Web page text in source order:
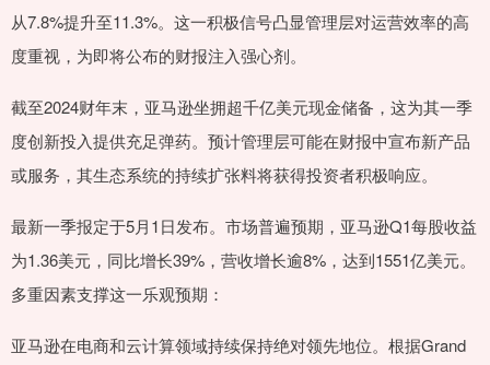
从7.8%提升至11.3%。这一积极信号凸显管理层对运营效率的高
度重视，为即将公布的财报注入强心剂。
截至2024财年末，亚马逊坐拥超千亿美元现金储备，这为其一季
度创新投入提供充足弹药。预计管理层可能在财报中宣布新产品
或服务，其生态系统的持续扩张料将获得投资者积极响应。
最新一季报定于5月1日发布。市场普遍预期，亚马逊Q1每股收益
为1.36美元，同比增长39%，营收增长逾8%，达到1551亿美元。
多重因素支撑这一乐观预期：
亚马逊在电商和云计算领域持续保持绝对领先地位。根据Grand